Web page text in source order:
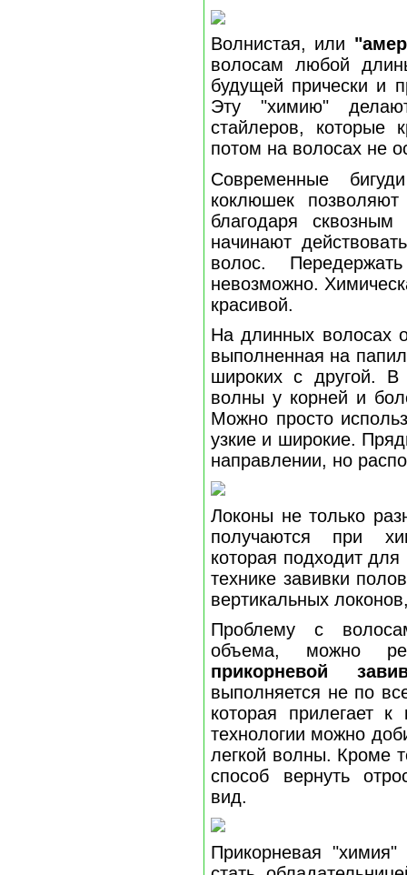
Волнистая, или
волосам любой
будущей прически и
Эту "химию"
стайлеров, которые
потом на волосах не
Современные
коклюшек
благодаря
начинают
волос.
невозможно.
красивой.
На длинных волосах
выполненная на
широких с другой. В
волны у корней и
Можно просто
узкие и широкие.
направлении, но
Локоны не только
получаются при
которая подходит
технике завивки
вертикальных
Проблему с
объема, можно
прикорневой
выполняется не по
которая прилегает
технологии можно
легкой волны. Кроме
способ вернуть
вид.
Прикорневая